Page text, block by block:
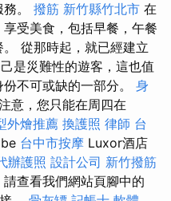
。 撥筋 新竹縣竹北市 在
受美食，包括早餐，午餐
從那時起，就已經建立
是災難性的遊客，這也值
不可或缺的一部分。 身
意，您只能在周四在
外燴推薦 換護照 律師 台
台中市按摩 Luxor酒店
辦護照 設計公司 新竹撥筋
查看我們網站頁腳中的